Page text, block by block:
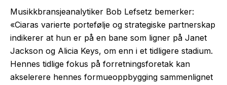
Musikkbransjeanalytiker Bob Lefsetz bemerker:
«Ciaras varierte portefølje og strategiske partnerskap
indikerer at hun er på en bane som ligner på Janet
Jackson og Alicia Keys, om enn i et tidligere stadium.
Hennes tidlige fokus på forretningsforetak kan
akselerere hennes formueoppbygging sammenlignet